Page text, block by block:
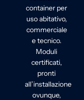
container per
uso abitativo,
commerciale
e tecnico.
Moduli
certificati,
pronti
all’installazione
ovunque,